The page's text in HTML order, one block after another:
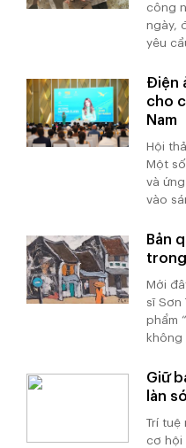
công
ngày,
yêu
Điện
cho
Nam
Hội
Một
và
vào
Bản
Mới
sĩ Sơn
phẩm
không
Giữ
làn
Trí tuệ
cơ hội